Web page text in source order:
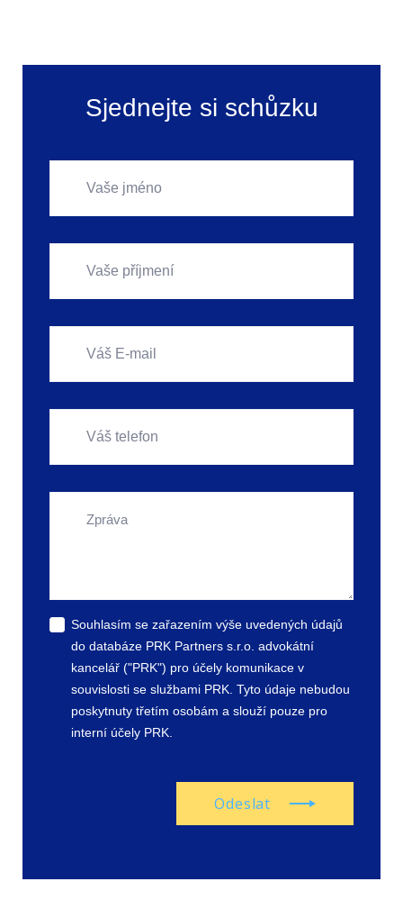
Sjednejte si schůzku
Souhlasím se zařazením výše uvedených údajů
do databáze PRK Partners s.r.o. advokátní
kancelář ("PRK") pro účely komunikace v
souvislosti se službami PRK. Tyto údaje nebudou
poskytnuty třetím osobám a slouží pouze pro
interní účely PRK.
Odeslat